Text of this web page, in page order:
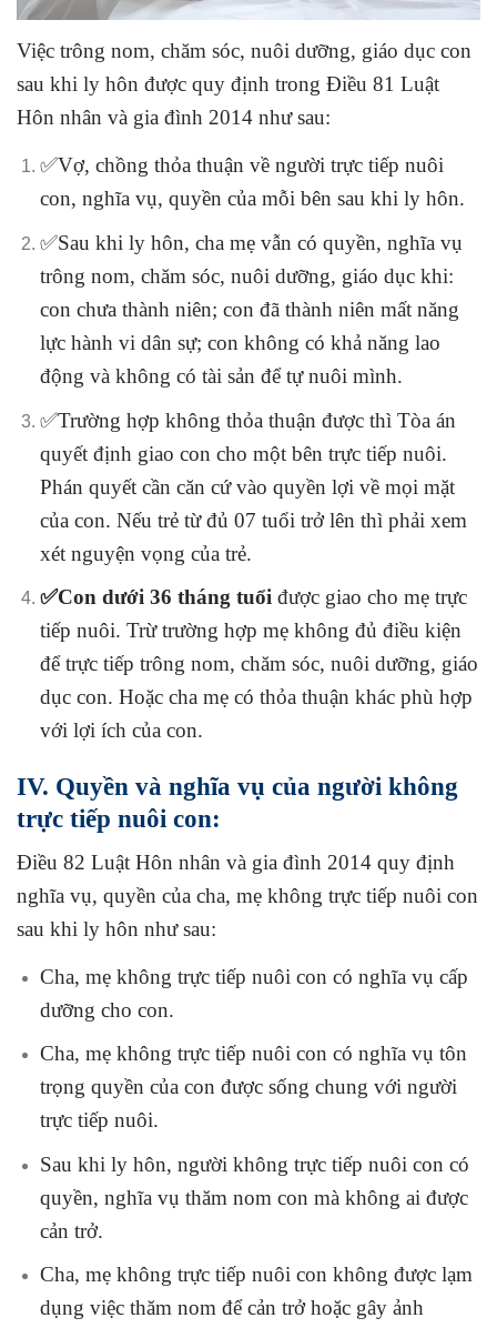
Việc trông nom, chăm sóc, nuôi dưỡng, giáo dục con
sau khi ly hôn được quy định trong Điều 81 Luật
Hôn nhân và gia đình 2014 như sau:
✅Vợ, chồng thỏa thuận về người trực tiếp nuôi
con, nghĩa vụ, quyền của mỗi bên sau khi ly hôn.
✅Sau khi ly hôn, cha mẹ vẫn có quyền, nghĩa vụ
trông nom, chăm sóc, nuôi dưỡng, giáo dục khi:
con chưa thành niên; con đã thành niên mất năng
lực hành vi dân sự; con không có khả năng lao
động và không có tài sản để tự nuôi mình.
✅Trường hợp không thỏa thuận được thì Tòa án
quyết định giao con cho một bên trực tiếp nuôi.
Phán quyết cần căn cứ vào quyền lợi về mọi mặt
của con. Nếu trẻ từ đủ 07 tuổi trở lên thì phải xem
xét nguyện vọng của trẻ.
✅Con dưới 36 tháng tuổiđược giao cho mẹ trực
tiếp nuôi. Trừ trường hợp mẹ không đủ điều kiện
để trực tiếp trông nom, chăm sóc, nuôi dưỡng, giáo
dục con. Hoặc cha mẹ có thỏa thuận khác phù hợp
với lợi ích của con.
IV. Quyền và nghĩa vụ của người không
trực tiếp nuôi con:
Điều 82 Luật Hôn nhân và gia đình 2014 quy định
nghĩa vụ, quyền của cha, mẹ không trực tiếp nuôi con
sau khi ly hôn như sau:
Cha, mẹ không trực tiếp nuôi con có nghĩa vụ cấp
dưỡng cho con.
Cha, mẹ không trực tiếp nuôi con có nghĩa vụ tôn
trọng quyền của con được sống chung với người
trực tiếp nuôi.
Sau khi ly hôn, người không trực tiếp nuôi con có
quyền, nghĩa vụ thăm nom con mà không ai được
cản trở.
Cha, mẹ không trực tiếp nuôi con không được lạm
dụng việc thăm nom để cản trở hoặc gây ảnh